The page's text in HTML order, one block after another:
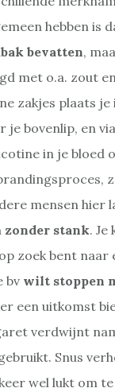
hebben is
bevatten,
met o.a. zout
zakjes plaats je
je bovenlip, en
in je bloed
mensen hier
zonder stank. Je
zoek bent naar
bv wilt stoppen
een uitkomst
verdwijnt
Snus
wel lukt om te